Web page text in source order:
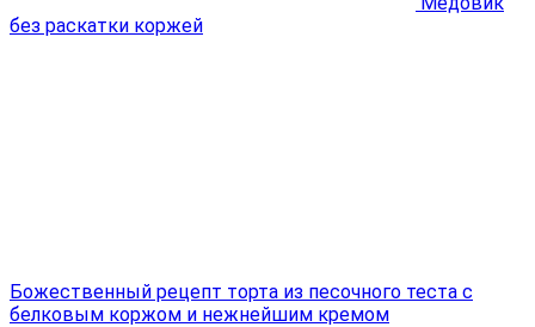
без раскатки коржей
Божественный рецепт торта из песочного теста с
белковым коржом и нежнейшим кремом